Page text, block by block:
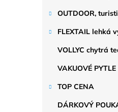
OUTDOOR,
FLEXTAIL lehká
VOLLYC chytrá
VAKUOVÉ PYTLE
TOP CENA
DÁRKOVÝ